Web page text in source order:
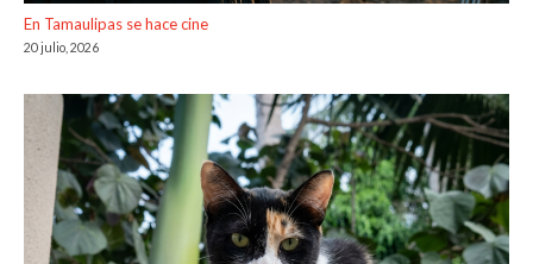
En Tamaulipas se hace cine
20 julio, 2026